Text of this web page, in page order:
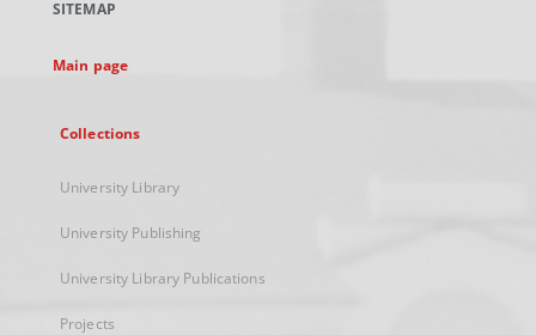
new
SITEMAP
Main page
Collections
University Library
University Publishing
University Library Publications
Projects